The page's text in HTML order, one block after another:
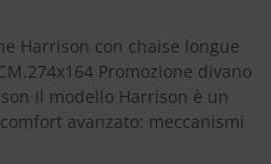
Harrison con chaise longue
Promozione divano
Il modello Harrison è un
avanzato: meccanismi